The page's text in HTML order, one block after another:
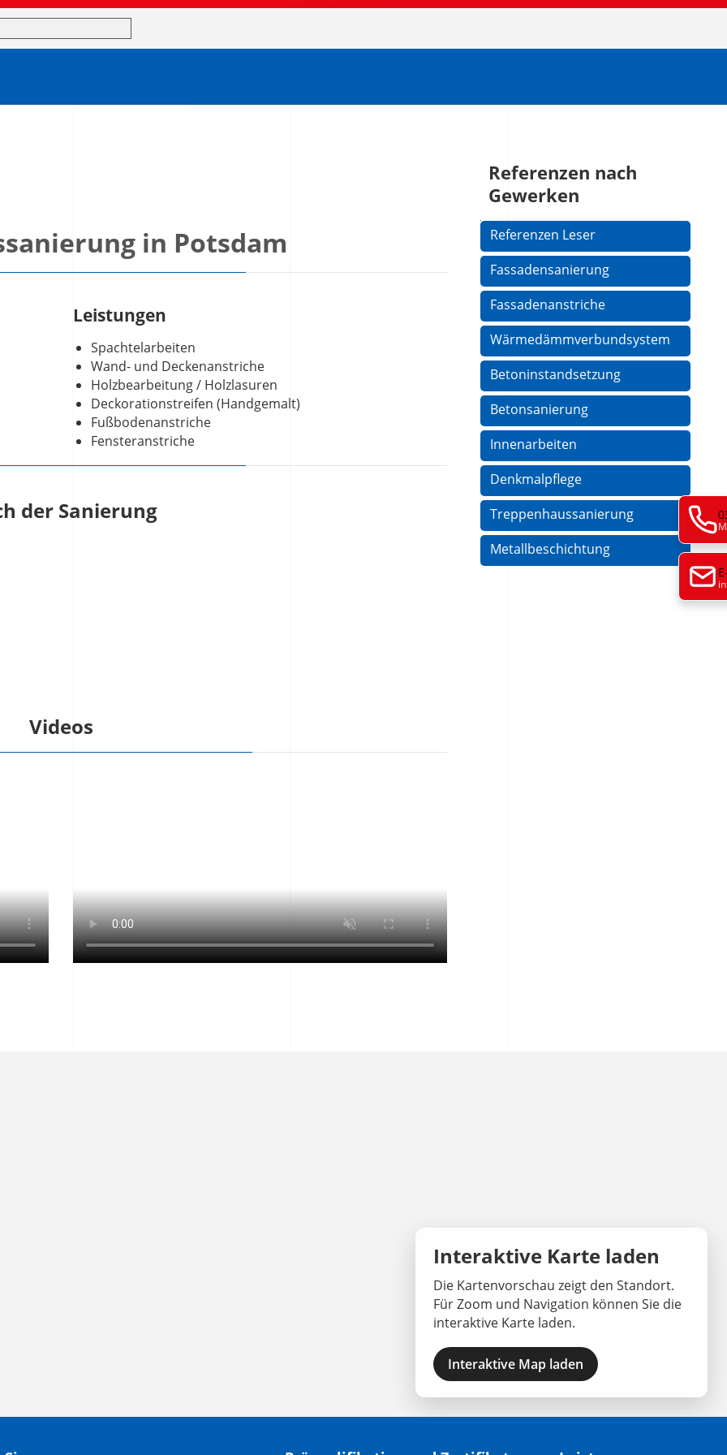
in Potsdam
Leistungen
Spachtelarbeiten
Wand- und Deckenanstriche
Holzbearbeitung / Holzlasuren
Deckorationstreifen (Handgemalt)
Fußbodenanstriche
Fensteranstriche
der Sanierung
Videos
Referenzen nach
Gewerken
Navigation
überspringen
Referenzen Leser
Fassadensanierung
Fassadenanstriche
Wärmedämmverbundsystem
Betoninstandsetzung
Betonsanierung
Innenarbeiten
Denkmalpflege
Treppenhaussanierung
Metallbeschichtung
Interaktive Karte laden
Die Kartenvorschau zeigt den Standort.
Für Zoom und Navigation können Sie die
interaktive Karte laden.
Interaktive Map laden